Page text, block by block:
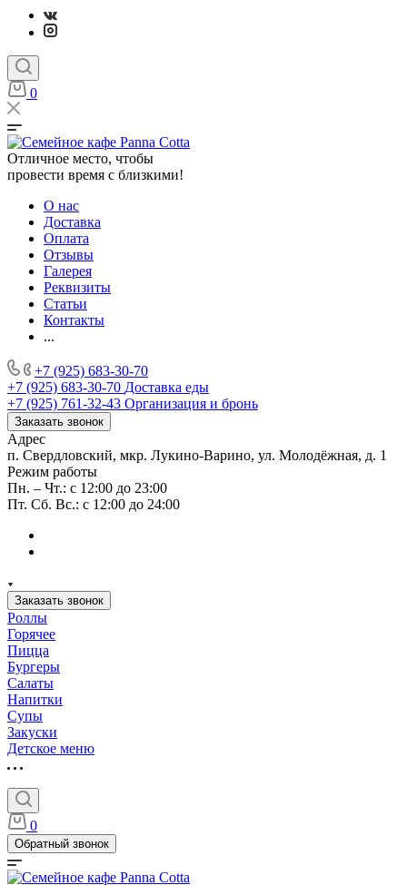
0
Отличное место, чтобы
провести время с близкими!
О нас
Доставка
Оплата
Отзывы
Галерея
Реквизиты
Статьи
Контакты
...
+7 (925) 683-30-70
+7 (925) 683-30-70 Доставка еды
+7 (925) 761-32-43 Организация и бронь
Заказать звонок
Адрес
п. Свердловский, мкр. Лукино-Варино, ул. Молодёжная, д. 1
Режим работы
Пн. – Чт.: с 12:00 до 23:00
Пт. Сб. Вс.: с 12:00 до 24:00
Заказать звонок
Роллы
Горячее
Пицца
Бургеры
Салаты
Напитки
Супы
Закуски
Детское меню
0
Обратный звонок